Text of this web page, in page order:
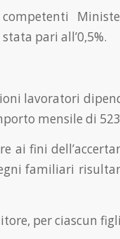
pari all’0,5%.
lavoratori
mensile di
ai fini
familiari
per ciascun